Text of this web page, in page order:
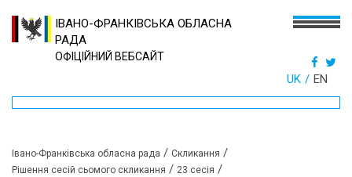
ІВАНО-ФРАНКІВСЬКА ОБЛАСНА
РАДА
ОФІЦІЙНИЙ ВЕБСАЙТ
UK EN
Івано-Франківська обласна рада / Скликання /
Рішення сесій сьомого скликання / 23 сесія /